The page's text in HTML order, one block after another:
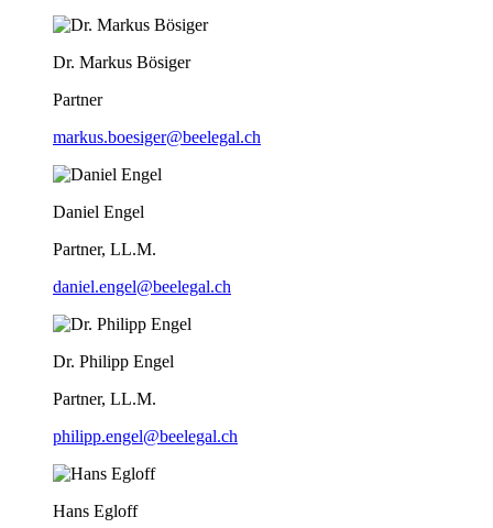
Dr. Markus Bösiger
Partner
markus.boesiger@beelegal.ch
Daniel Engel
Partner, LL.M.
daniel.engel@beelegal.ch
Dr. Philipp Engel
Partner, LL.M.
philipp.engel@beelegal.ch
Hans Egloff